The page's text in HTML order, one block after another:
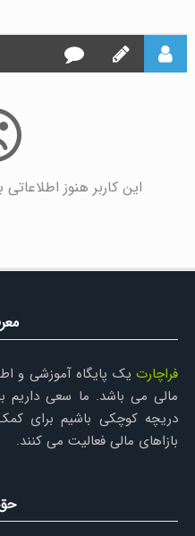
این کاربر هنوز
فراچارتیک پایگاه آموزشی و
مالی می باشد. ما سعی داریم
دریچه کوچکی باشیم برای
بازاهای مالی فعالیت می کنند.